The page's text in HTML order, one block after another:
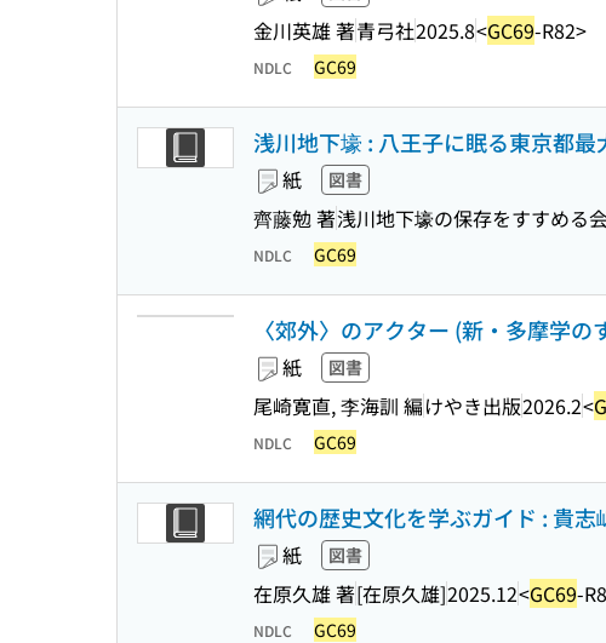
金川英雄 著青弓社2025.8<GC69-R82>
NDLC GC69
浅川地下壕 : 八王子に眠る東京都
紙 図書
齊藤勉 著浅川地下壕の保存をすすめる
NDLC GC69
〈郊外〉のアクター (新・多摩学の
紙 図書
尾崎寛直, 李海訓 編けやき出版2026.2<
NDLC GC69
網代の歴史文化を学ぶガイド : 貴
紙 図書
在原久雄 著[在原久雄]2025.12<GC69-
NDLC GC69